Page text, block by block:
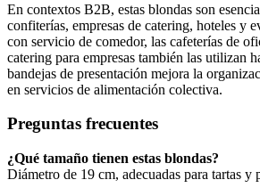
En contextos B2B, estas blondas son
confiterías, empresas de catering, hoteles y
con servicio de comedor, las cafeterías de
catering para empresas también las utilizan
bandejas de presentación mejora la
en servicios de alimentación colectiva.
Preguntas frecuentes
¿Qué tamaño tienen estas blondas?
Diámetro de 19 cm, adecuadas para tartas y